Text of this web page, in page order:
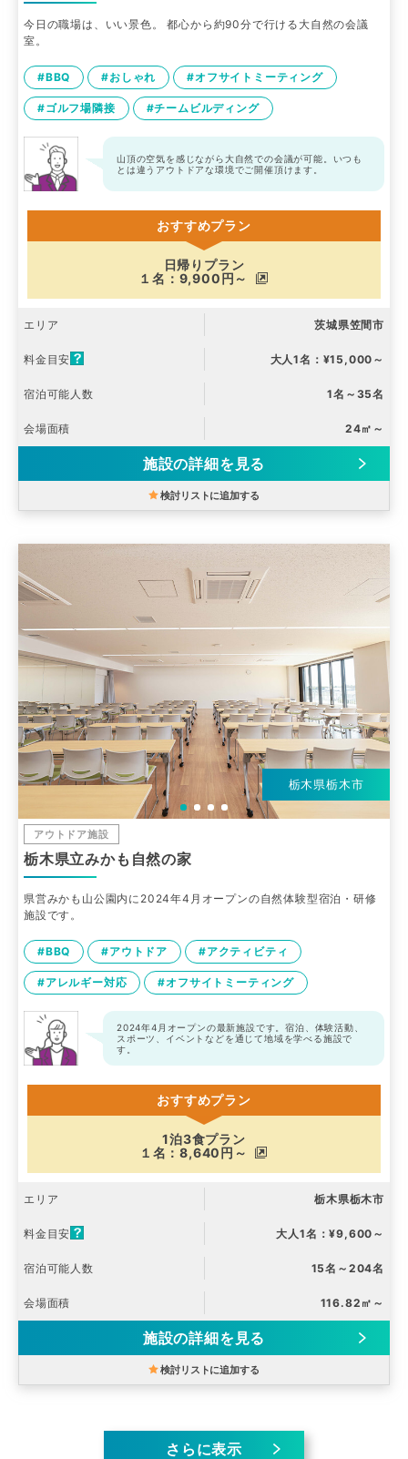
今日の職場は、いい景色。 都心から約90分で行ける大自然の会議
室。
#BBQ #おしゃれ #オフサイトミーティング
#ゴルフ場隣接 #チームビルディング
山頂の空気を感じながら大自然での会議が可能。いつも
とは違うアウトドアな環境でご開催頂けます。
おすすめプラン
日帰りプラン
１名：9,900円～
エリア 茨城県笠間市
料金目安 大人1名：¥15,000～
宿泊可能人数 1名～35名
会場面積 24㎡～
施設の詳細を見る
検討リストに追加する
栃木県栃木市
アウトドア施設
栃木県立みかも自然の家
県営みかも山公園内に2024年4月オープンの自然体験型宿泊・研修
施設です。
#BBQ #アウトドア #アクティビティ
#アレルギー対応 #オフサイトミーティング
2024年4月オープンの最新施設です。宿泊、体験活動、
スポーツ、イベントなどを通じて地域を学べる施設で
す。
おすすめプラン
1泊3食プラン
１名：8,640円～
エリア 栃木県栃木市
料金目安 大人1名：¥9,600～
宿泊可能人数 15名～204名
会場面積 116.82㎡～
施設の詳細を見る
検討リストに追加する
さらに表示